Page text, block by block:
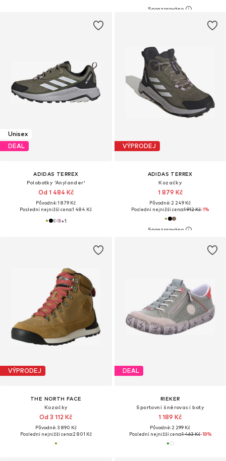
Unisex
DEAL
ADIDAS TERREX
Polobotky 'Anylander'
Od 1 484 Kč
Původně: 1 879 Kč
Poslední nejnižší cena:1 484 Kč
+1
VÝPRODEJ
ADIDAS TERREX
Kozačky
1 879 Kč
Původně: 2 249 Kč
Poslední nejnižší cena:1 912 Kč-1%
VÝPRODEJ
THE NORTH FACE
Kozačky
Od 3 112 Kč
Původně: 3 890 Kč
Poslední nejnižší cena:2 801 Kč
DEAL
RIEKER
Sportovní šněrovací boty
1 189 Kč
Původně: 2 299 Kč
Poslední nejnižší cena:1 463 Kč-18%